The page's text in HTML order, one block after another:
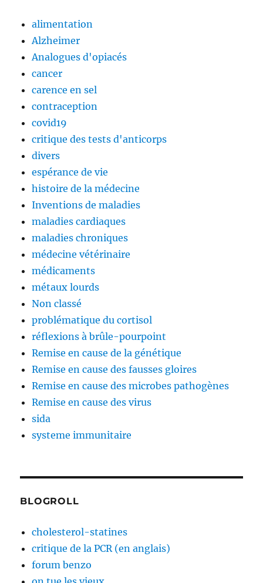
alimentation
Alzheimer
Analogues d'opiacés
cancer
carence en sel
contraception
covid19
critique des tests d'anticorps
divers
espérance de vie
histoire de la médecine
Inventions de maladies
maladies cardiaques
maladies chroniques
médecine vétérinaire
médicaments
métaux lourds
Non classé
problématique du cortisol
réflexions à brûle-pourpoint
Remise en cause de la génétique
Remise en cause des fausses gloires
Remise en cause des microbes pathogènes
Remise en cause des virus
sida
systeme immunitaire
BLOGROLL
cholesterol-statines
critique de la PCR (en anglais)
forum benzo